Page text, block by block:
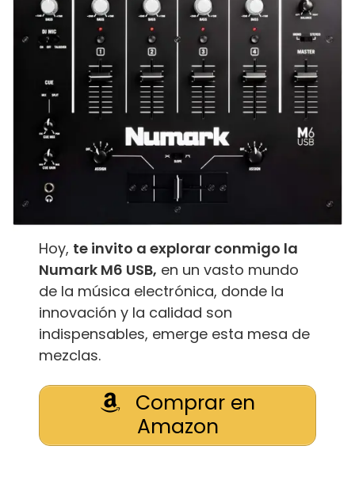
Hoy, te invito a explorar conmigo la
Numark M6 USB, en un vasto mundo
de la música electrónica, donde la
innovación y la calidad son
indispensables, emerge esta mesa de
mezclas.
Comprar en
Amazon